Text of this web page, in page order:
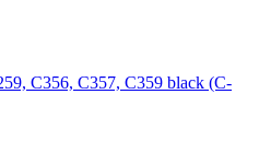
C356, C357, C359 black (C-